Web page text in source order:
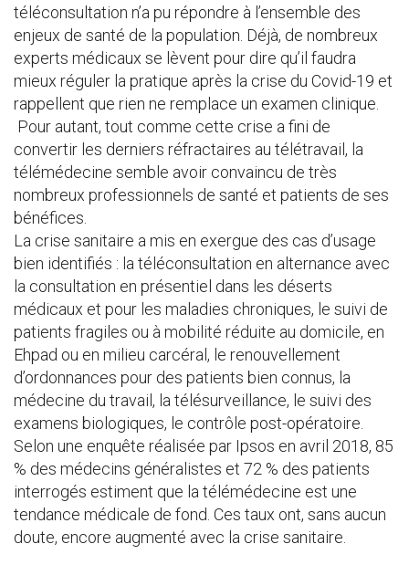
téléconsultation n’a pu répondre à l’ensemble des
enjeux de santé de la population. Déjà, de nombreux
experts médicaux se lèvent pour dire qu’il faudra
mieux réguler la pratique après la crise du Covid-19 et
rappellent que rien ne remplace un examen clinique.
Pour autant, tout comme cette crise a fini de
convertir les derniers réfractaires au télétravail, la
télémédecine semble avoir convaincu de très
nombreux professionnels de santé et patients de ses
bénéfices.
La crise sanitaire a mis en exergue des cas d’usage
bien identifiés : la téléconsultation en alternance avec
la consultation en présentiel dans les déserts
médicaux et pour les maladies chroniques, le suivi de
patients fragiles ou à mobilité réduite au domicile, en
Ehpad ou en milieu carcéral, le renouvellement
d’ordonnances pour des patients bien connus, la
médecine du travail, la télésurveillance, le suivi des
examens biologiques, le contrôle post-opératoire.
Selon une enquête réalisée par Ipsos en avril 2018, 85
% des médecins généralistes et 72 % des patients
interrogés estiment que la télémédecine est une
tendance médicale de fond. Ces taux ont, sans aucun
doute, encore augmenté avec la crise sanitaire.